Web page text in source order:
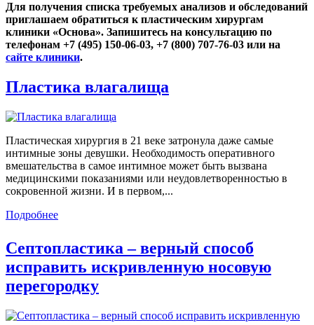
Для получения списка требуемых анализов и обследований
приглашаем обратиться к пластическим хирургам
клиники «Основа». Запишитесь на консультацию по
телефонам +7 (495) 150-06-03, +7 (800) 707-76-03 или на
сайте клиники.
Пластика влагалища
Пластическая хирургия в 21 веке затронула даже самые
интимные зоны девушки. Необходимость оперативного
вмешательства в самое интимное может быть вызвана
медицинскими показаниями или неудовлетворенностью в
сокровенной жизни. И в первом,...
Подробнее
Септопластика – верный способ
исправить искривленную носовую
перегородку